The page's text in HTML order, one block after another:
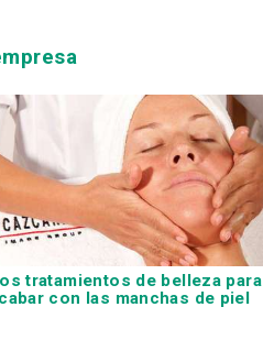
tratamientos de belleza para
con las manchas de piel